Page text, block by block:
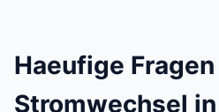
Haeufige
Stromwechsel